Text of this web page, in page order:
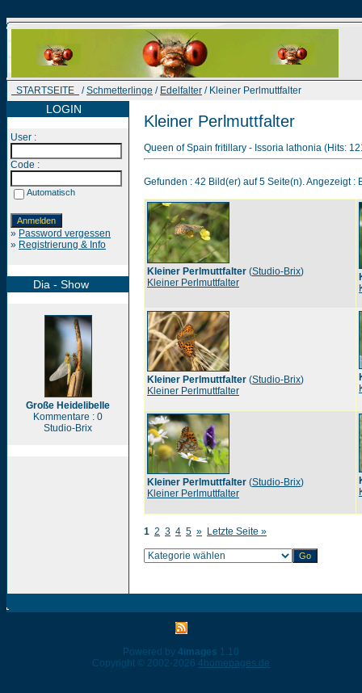
STARTSEITE /Schmetterlinge / Edelfalter / Kleiner Perlmuttfalter
LOGIN
User :
Code :
Automatisch
» Password vergessen
» Registrierung & Info
Dia - Show
Große Heidelibelle
Kommentare : 0
Studio-Brix
Kleiner Perlmuttfalter
Queen of Spain fritillary - Issoria lathonia (Hits:
Gefunden : 42 Bild(er) auf 5 Seite(n). Angezeigt :
Kleiner Perlmuttfalter (Studio-Brix)
Kleiner Perlmuttfalter
Kleiner Perlmuttfalter (Studio-Brix)
Kleiner Perlmuttfalter
Kleiner Perlmuttfalter (Studio-Brix)
Kleiner Perlmuttfalter
1 2 3 4 5 » Letzte Seite »
Powered by 4images 1.10
Copyright © 2002-2026 4homepages.de